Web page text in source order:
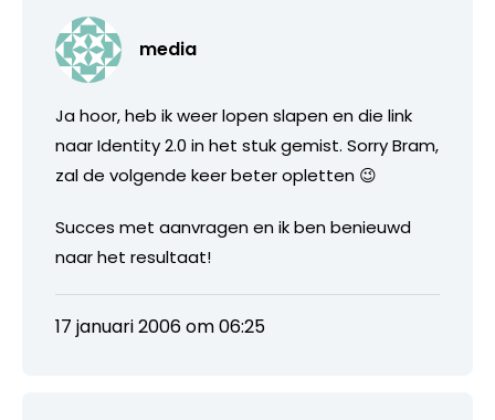
media
Ja hoor, heb ik weer lopen slapen en die link
naar Identity 2.0 in het stuk gemist. Sorry Bram,
zal de volgende keer beter opletten 😉
Succes met aanvragen en ik ben benieuwd
naar het resultaat!
17 januari 2006 om 06:25